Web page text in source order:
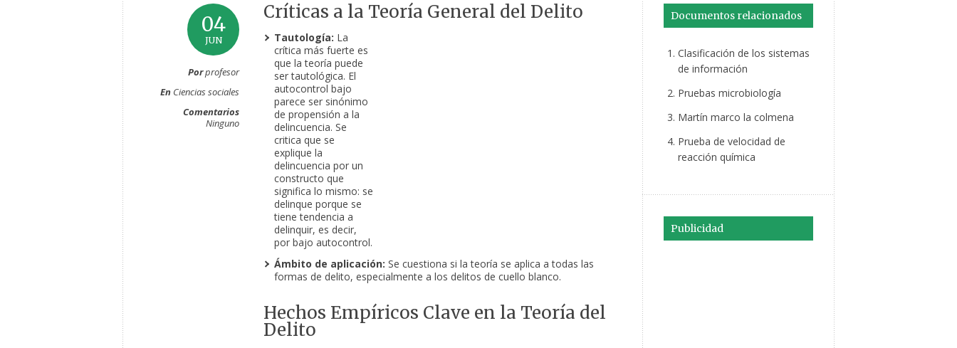
04
JUN
Porprofesor
En Ciencias sociales
Comentarios
Ninguno
Críticas a la Teoría General del Delito
Tautología: La
crítica más fuerte es
que la teoría puede
ser tautológica. El
autocontrol bajo
parece ser sinónimo
de propensión a la
delincuencia. Se
critica que se
explique la
delincuencia por un
constructo que
significa lo mismo: se
delinque porque se
tiene tendencia a
delinquir, es decir,
por bajo autocontrol.
Ámbito de aplicación: Se cuestiona si la teoría se aplica a todas las
formas de delito, especialmente a los delitos de cuello blanco.
Hechos Empíricos Clave en la Teoría del
Delito
Documentos relacionados
Clasificación de los sistemas
de información
Pruebas microbiología
Martín marco la colmena
Prueba de velocidad de
reacción química
Publicidad